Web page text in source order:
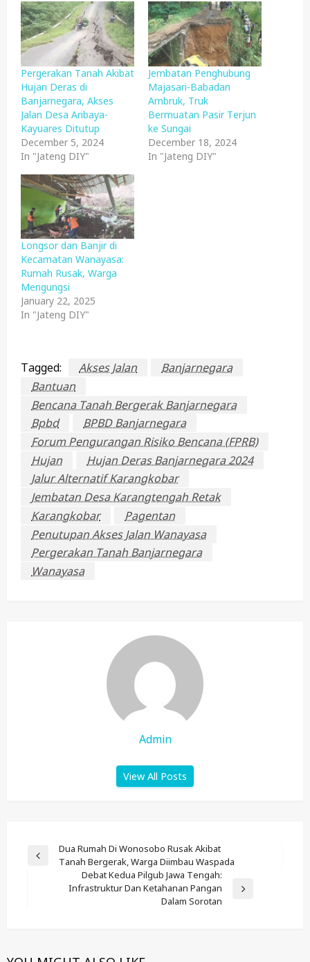
Pergerakan Tanah Akibat
Hujan Deras di
Banjarnegara, Akses
Jalan Desa Aribaya-
Kayuares Ditutup
December 5, 2024
In "Jateng DIY"
Jembatan Penghubung
Majasari-Babadan
Ambruk, Truk
Bermuatan Pasir Terjun
ke Sungai
December 18, 2024
In "Jateng DIY"
Longsor dan Banjir di
Kecamatan Wanayasa:
Rumah Rusak, Warga
Mengungsi
January 22, 2025
In "Jateng DIY"
Tagged: Akses Jalan
Banjarnegara
Bantuan
Bencana Tanah Bergerak Banjarnegara
Bpbd
BPBD Banjarnegara
Forum Pengurangan Risiko Bencana (FPRB)
Hujan
Hujan Deras Banjarnegara 2024
Jalur Alternatif Karangkobar
Jembatan Desa Karangtengah Retak
Karangkobar
Pagentan
Penutupan Akses Jalan Wanayasa
Pergerakan Tanah Banjarnegara
Wanayasa
Admin
View All Posts
Post
Navigation
Previous
Dua Rumah Di Wonosobo Rusak Akibat
Tanah Bergerak, Warga Diimbau Waspada
Debat Kedua Pilgub Jawa Tengah:
Infrastruktur Dan Ketahanan Pangan
Dalam Sorotan